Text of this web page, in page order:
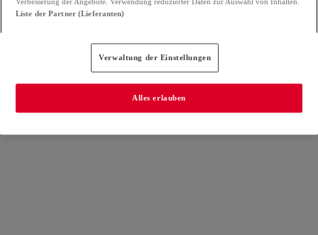
Liste der Partner (Lieferanten)
Verwaltung der Einstellungen
Alles erlauben